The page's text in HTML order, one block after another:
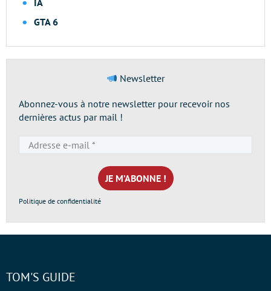
IA
GTA 6
Newsletter
Abonnez-vous à notre newsletter pour recevoir nos
dernières actus par mail !
e-
mail
*
Politique de confidentialité
TOM'S GUIDE